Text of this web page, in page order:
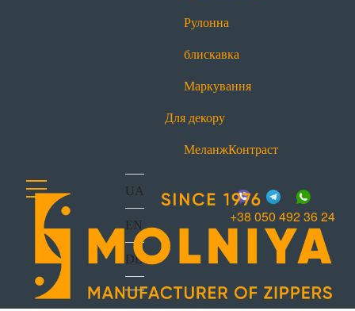
Рулонна
блискавка
Маркування
Для декору
МеланжКонтраст
+38 050 492 36 24
UA
EN
DE